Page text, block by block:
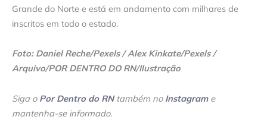
Grande do Norte e está em andamento com milhares de
inscritos em todo o estado.
Foto: Daniel Reche/Pexels / Alex Kinkate/Pexels /
Arquivo/POR DENTRO DO RN/Ilustração
Siga o Por Dentro do RNtambém no Instagrame
mantenha-se informado.